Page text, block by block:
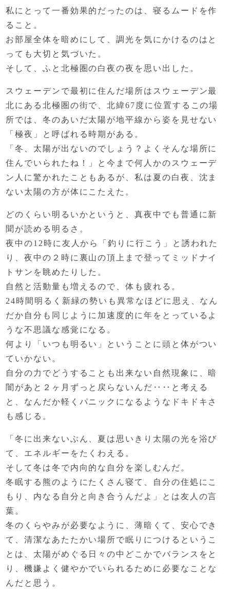
私にとって一番効果的だったのは、寝るムードを作
ること。
お部屋全体を暗めにして、調光を気にかけるのはと
っても大切と気づいた。
そして、ふと北極圏の白夜の夜を思い出した。
スウェーデンで最初に住んだ場所は スウェーデン最
北にある北極圏の街で、北緯67度に位置するこの場
所では、 冬のあいだ太陽が地平線から姿を見せない
「極夜」と呼ばれる時期がある。
「冬、太陽が出ないのでしょう？ よくそんな場所に
住んでいられたね！」 と今まで何人かのスウェーデ
ン人に驚かれたこともあるが、私は夏の白夜、沈ま
ない太陽の方が体にこたえた。
どのくらい明るいかというと、真夜中でも普通に新
聞が読める明るさ。
夜中の12時に友人から「釣りに行こう」と誘われた
り、夜中の２時に裏山の頂上まで登って ミッドナイ
トサンを眺めたりした。
自然と活動量も増えるので、体も疲れる。
24時間明るく新緑の勢いも異常なほどに思え、 なん
だか自分も同じように 加速度的に年をとっているよ
うな不思議な感覚になる。
何より「いつも明るい」ということに 頭と体がつい
ていかない。
自分の力でどうすることも出来ない自然現象に、 暗
闇があと２ヶ月ずっと戻らないんだ‥‥と考える
と、 なんだか軽くパニックになるようなドキドキさ
も感じる。
「冬に出来ないぶん、 夏は思いきり太陽の光を浴び
て、 エネルギーをたくわえる。
そして冬は冬で内向的な自分を楽しむんだ。
冬眠する熊のようにたくさん寝て、
自分の住処にこ
もり、 内なる自分と向き合うんだよ」
とは友人の言
葉。
冬のくらやみが必要なように、薄暗くて、安心でき
て、清潔なあたたかい場所で眠りにつけるというこ
とは、 太陽がめぐる日々の中どこかでバランスをと
り、機嫌よく健やかでいられるために必要なことな
んだと思う。